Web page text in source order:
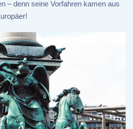
– denn seine Vorfahren kamen aus